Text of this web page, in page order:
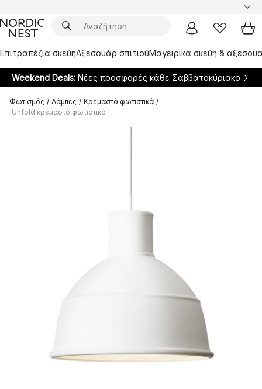
Επιτραπέζια σκεύηΑξεσουάρ σπιτιούΜαγειρικά σκεύη &
Weekend Deals: Νέες προσφορές κάθε Σαββατοκύριακο
Φωτισμός / Λάμπες / Κρεμαστά φωτιστικά /
Unfold κρεμαστό φωτιστικό